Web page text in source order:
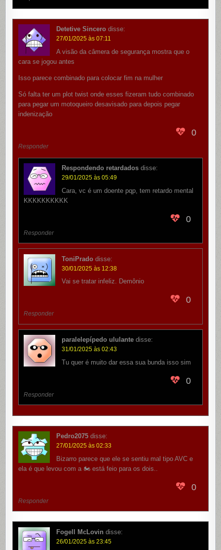
Detetive Sincero disse:
27/01/2025 às 07:11
A visão da câmera de segurança mostra que o
cara se jogou antes
Isso parece combinado para colocar fim na mulher
Só falta ter um plot twist onde esses fizeram tudo combinado
para pegar um motoqueiro desavisado para depois pegar
indenização
0
Responder
Respondendo retardados disse:
29/01/2025 às 05:49
Cara, vc é um doente pqp, tem retardo mental
KKKKKKKKKK
0
Responder
ToniPrado disse:
30/01/2025 às 12:38
Vai se tratar infeliz. Demônio
0
Responder
paralelepípedo ululante disse:
31/01/2025 às 02:43
Tu quer é muito dar essa sua bunda isso sim
0
Responder
Pedro2075 disse:
27/01/2025 às 02:33
Bizarro parece que ele se sentiu mal tipo AVC e
ela é que levou com a 🏍️ está feio para os dois..
0
Responder
Fogell McLovin disse:
26/01/2025 às 23:45